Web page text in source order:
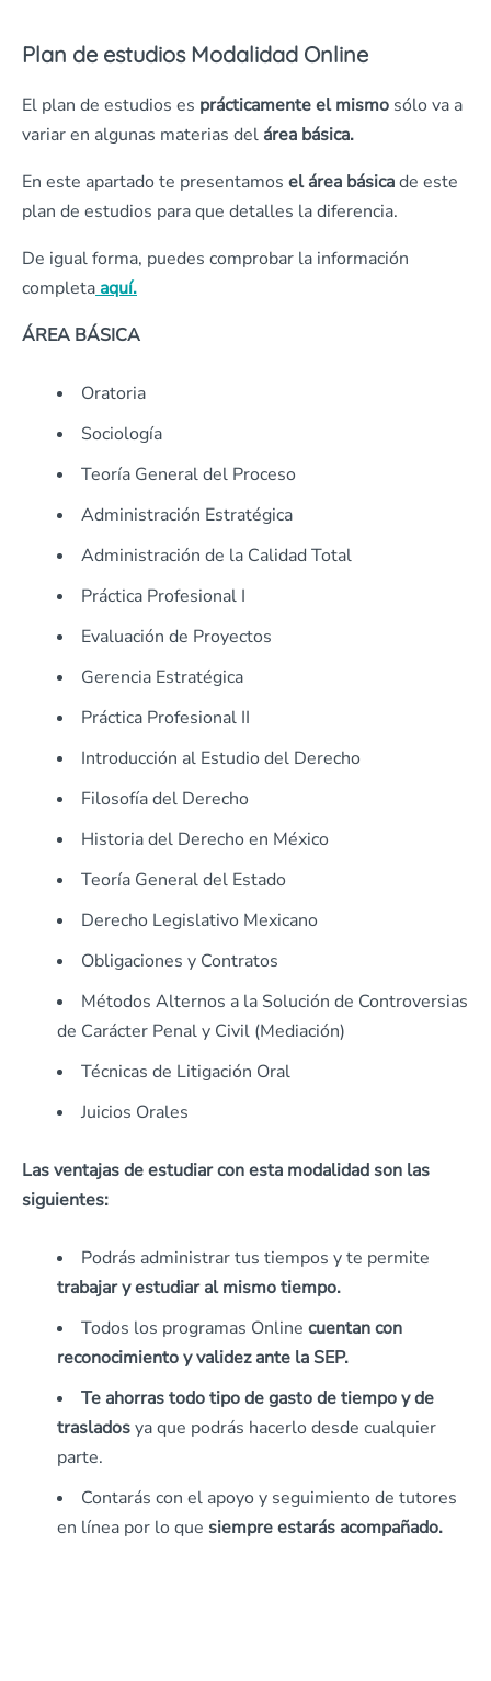
Plan de estudios Modalidad Online
El plan de estudios es prácticamente el mismo sólo va a
variar en algunas materias del área básica.
En este apartado te presentamos el área básicade este
plan de estudios para que detalles la diferencia.
De igual forma, puedes comprobar la información
completaaquí.
ÁREA BÁSICA
Oratoria
Sociología
Teoría General del Proceso
Administración Estratégica
Administración de la Calidad Total
Práctica Profesional I
Evaluación de Proyectos
Gerencia Estratégica
Práctica Profesional II
Introducción al Estudio del Derecho
Filosofía del Derecho
Historia del Derecho en México
Teoría General del Estado
Derecho Legislativo Mexicano
Obligaciones y Contratos
Métodos Alternos a la Solución de Controversias
de Carácter Penal y Civil (Mediación)
Técnicas de Litigación Oral
Juicios Orales
Las ventajas de estudiar con esta modalidad son las
siguientes:
Podrás administrar tus tiempos y te permite
trabajar y estudiar al mismo tiempo.
Todos los programas Online cuentan con
reconocimiento y validez ante la SEP.
Te ahorras todo tipo de gasto de tiempo y de
trasladosya que podrás hacerlo desde cualquier
parte.
Contarás con el apoyo y seguimiento de tutores
en línea por lo que siempre estarás acompañado.